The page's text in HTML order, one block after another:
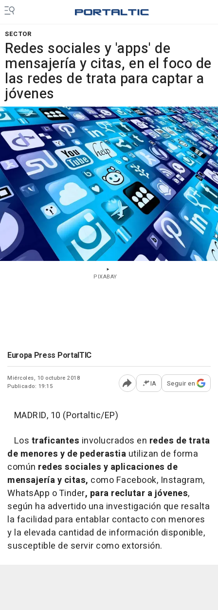
SECTOR
Redes sociales y 'apps' de
mensajería y citas, en el foco de
las redes de trata para captar a
jóvenes
PIXABAY
Europa Press PortalTIC
Miércoles, 10 octubre 2018
Publicado: 19:15
Abrir opciones para
IA Seguir en
MADRID, 10 (Portaltic/EP)
Los traficantes involucrados en redes de trata
de menores y de pederastia utilizan de forma
común redes sociales y aplicaciones de
mensajería y citas, como Facebook, Instagram,
WhatsApp o Tinder, para reclutar a jóvenes,
según ha advertido una investigación que resalta
la facilidad para entablar contacto con menores
y la elevada cantidad de información disponible,
susceptible de servir como extorsión.